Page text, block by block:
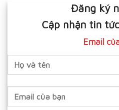
Đăng ký
Cập nhận tin
Email